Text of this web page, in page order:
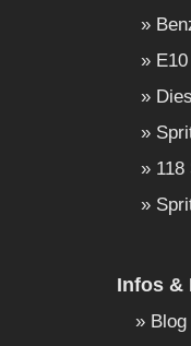
118
Infos &